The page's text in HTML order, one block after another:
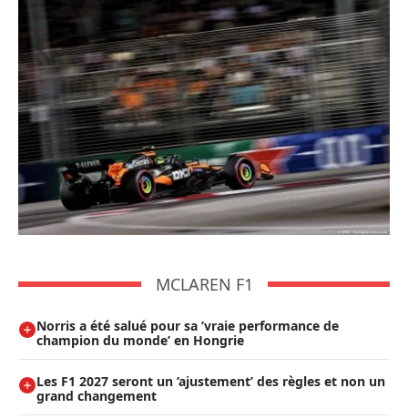
MCLAREN F1
Norris a été salué pour sa ’vraie performance de
champion du monde’ en Hongrie
Les F1 2027 seront un ’ajustement’ des règles et non un
grand changement